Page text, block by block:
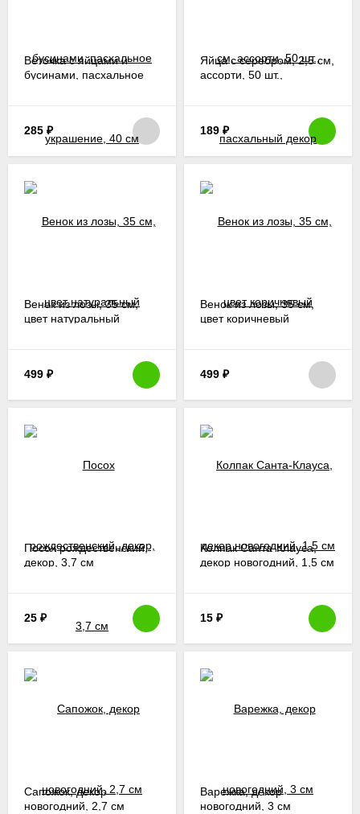
Веточка с яйцами и
бусинами, пасхальное
285 ₽
Яйца с серебром, 2,5 см,
ассорти, 50 шт.,
189 ₽
Венок из лозы, 35 см,
цвет натуральный
499 ₽
Венок из лозы, 35 см,
цвет коричневый
499 ₽
Посох рождественский,
декор, 3,7 см
25 ₽
Колпак Санта-Клауса,
декор новогодний, 1,5 см
15 ₽
Сапожок, декор
новогодний, 2,7 см
Варежка, декор
новогодний, 3 см